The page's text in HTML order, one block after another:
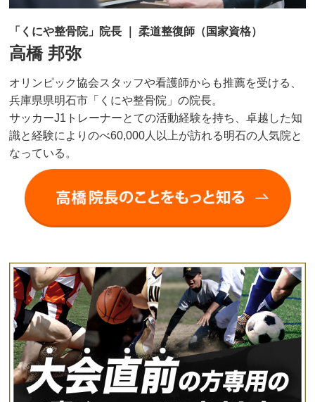
「くにや整骨院」院長 ｜ 柔道整復師（国家資格）
高橋 邦弥
オリンピック協会スタッフや看護師からも推薦を受ける、
兵庫県県明石市「くにや整骨院」の院長。
サッカーJ1トレーナーとての活動経験を持ち、卓越した知
識と経験によりのべ60,000人以上が訪れる明石の人気院と
なっている。